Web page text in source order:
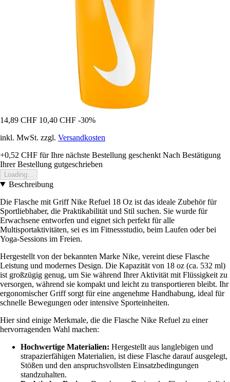
14,89 CHF 10,40 CHF -30%
inkl. MwSt. zzgl. Versandkosten
+0,52 CHF für Ihre nächste Bestellung geschenkt Nach Bestätigung
Ihrer Bestellung gutgeschrieben
Loading...
Beschreibung
Die Flasche mit Griff Nike Refuel 18 Oz ist das ideale Zubehör für
Sportliebhaber, die Praktikabilität und Stil suchen. Sie wurde für
Erwachsene entworfen und eignet sich perfekt für alle
Multisportaktivitäten, sei es im Fitnessstudio, beim Laufen oder bei
Yoga-Sessions im Freien.
Hergestellt von der bekannten Marke Nike, vereint diese Flasche
Leistung und modernes Design. Die Kapazität von 18 oz (ca. 532 ml)
ist großzügig genug, um Sie während Ihrer Aktivität mit Flüssigkeit zu
versorgen, während sie kompakt und leicht zu transportieren bleibt. Ihr
ergonomischer Griff sorgt für eine angenehme Handhabung, ideal für
schnelle Bewegungen oder intensive Sporteinheiten.
Hier sind einige Merkmale, die die Flasche Nike Refuel zu einer
hervorragenden Wahl machen:
Hochwertige Materialien: Hergestellt aus langlebigen und
strapazierfähigen Materialien, ist diese Flasche darauf ausgelegt,
Stößen und den anspruchsvollsten Einsatzbedingungen
standzuhalten.